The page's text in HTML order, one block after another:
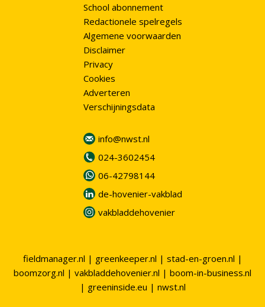
School abonnement
Redactionele spelregels
Algemene voorwaarden
Disclaimer
Privacy
Cookies
Adverteren
Verschijningsdata
info@nwst.nl
024-3602454
06-42798144
de-hovenier-vakblad
vakbladdehovenier
fieldmanager.nl | greenkeeper.nl | stad-en-groen.nl |
boomzorg.nl | vakbladdehovenier.nl | boom-in-business.nl
| greeninside.eu | nwst.nl